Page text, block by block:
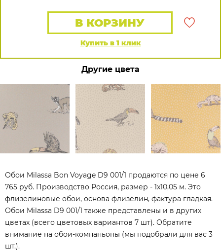
Купить в 1 клик
В КОРЗИНУ
Другие цвета
Обои Milassa Bon Voyage D9 001/1 продаются по цене 6
765 руб. Производство Россия, размер - 1x10,05 м. Это
флизелиновые обои, основа флизелин, фактура гладкая.
Обои Milassa D9 001/1 также представлены и в других
цветах (всего цветовых вариантов 7 шт). Обратите
внимание на обои-компаньоны (мы подобрали для вас 3
шт.).